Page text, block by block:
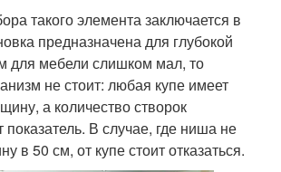
такого элемента заключается в
предназначена для глубокой
для мебели слишком мал, то
не стоит: любая купе имеет
а количество створок
показатель. В случае, где ниша не
в 50 см, от купе стоит отказаться.